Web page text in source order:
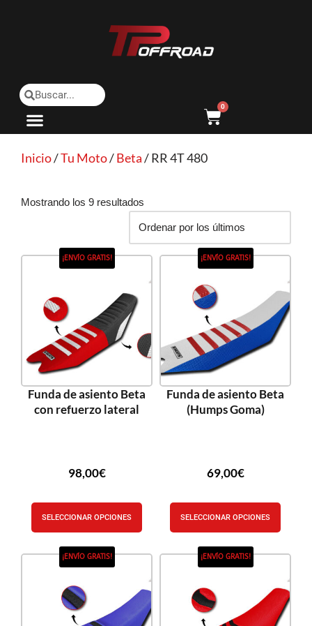
0
Inicio/Tu Moto/Beta/ RR 4T 480
Mostrando los 9 resultados
¡ENVÍO GRATIS!
Funda de asiento Beta
con refuerzo lateral
98,00€
SELECCIONAR OPCIONES
¡ENVÍO GRATIS!
Funda de asiento Beta
(Humps Goma)
69,00€
SELECCIONAR OPCIONES
¡ENVÍO GRATIS! ¡ENVÍO GRATIS!